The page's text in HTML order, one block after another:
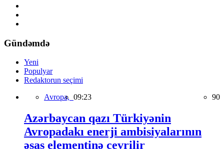
Gündəmdə
Yeni
Populyar
Redaktorun seçimi
Avropa, 09:23 90
Azərbaycan qazı Türkiyənin
Avropadakı enerji ambisiyalarının
əsas elementinə çevrilir